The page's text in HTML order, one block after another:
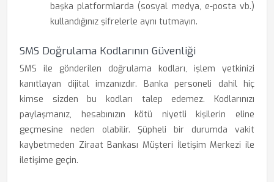
başka platformlarda (sosyal medya, e-posta vb.)
kullandığınız şifrelerle aynı tutmayın.
SMS Doğrulama Kodlarının Güvenliği
SMS ile gönderilen doğrulama kodları, işlem yetkinizi
kanıtlayan dijital imzanızdır. Banka personeli dahil hiç
kimse sizden bu kodları talep edemez. Kodlarınızı
paylaşmanız, hesabınızın kötü niyetli kişilerin eline
geçmesine neden olabilir. Şüpheli bir durumda vakit
kaybetmeden Ziraat Bankası Müşteri İletişim Merkezi ile
iletişime geçin.